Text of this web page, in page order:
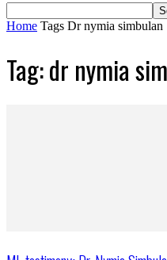
Home Tags Dr nymia simbulan
Tag: dr nymia